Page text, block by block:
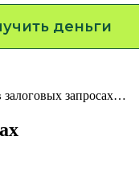
деньги
запросах…